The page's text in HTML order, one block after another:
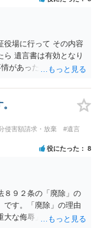
役場に行って その内容
遺言書は有効となり
があったことが証明で
こにいたら殺される」
出来ない。俺は携帯電
は聞かなくて良い」と
毒が入っている」「体
す。 当時の診療記
士に面談で相談された
侵害額請求・放棄
#遺言
役にたった 8
８９２条の「廃除」の
です。「廃除」の理由
大な侮辱」を受けた